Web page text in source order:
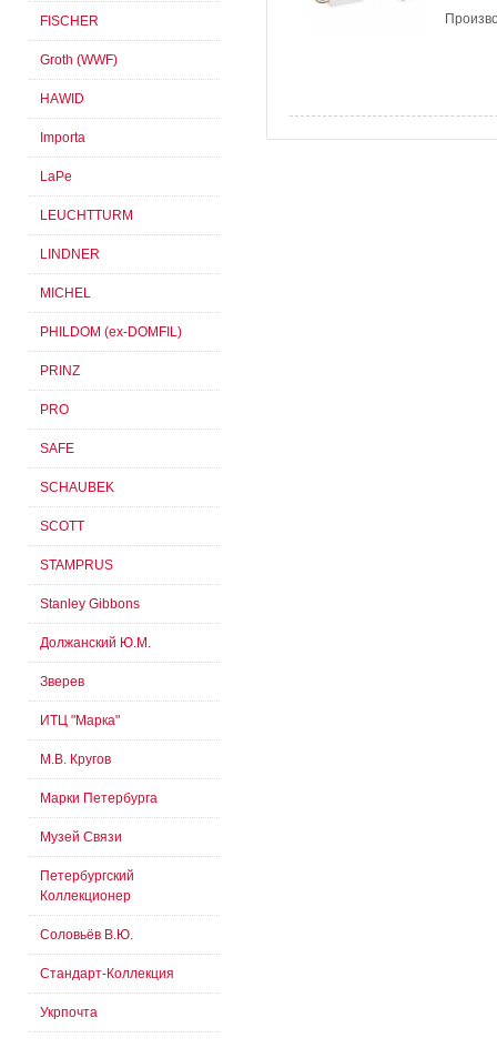
FISCHER
Groth (WWF)
HAWID
Importa
LaPe
LEUCHTTURM
LINDNER
MICHEL
PHILDOM (ex-DOMFIL)
PRINZ
PRO
SAFE
SCHAUBEK
SCOTT
STAMPRUS
Stanley Gibbons
Должанский Ю.М.
Зверев
ИТЦ "Марка"
М.В. Кругов
Марки Петербурга
Музей Связи
Петербургский
Коллекционер
Соловьёв В.Ю.
Стандарт-Коллекция
Укрпочта